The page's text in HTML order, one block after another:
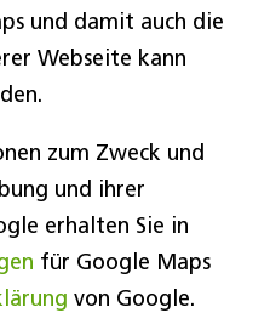
und damit auch die
Webseite kann
zum Zweck und
und ihrer
erhalten Sie in
für Google Maps
von Google.